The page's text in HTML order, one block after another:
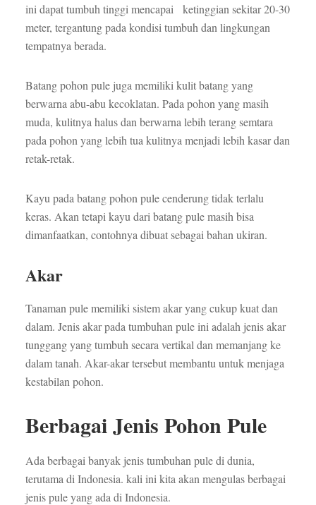
ini dapat tumbuh tinggi mencapai ketinggian sekitar 20-30
meter, tergantung pada kondisi tumbuh dan lingkungan
tempatnya berada.
Batang pohon pule juga memiliki kulit batang yang
berwarna abu-abu kecoklatan. Pada pohon yang masih
muda, kulitnya halus dan berwarna lebih terang semtara
pada pohon yang lebih tua kulitnya menjadi lebih kasar dan
retak-retak.
Kayu pada batang pohon pule cenderung tidak terlalu
keras. Akan tetapi kayu dari batang pule masih bisa
dimanfaatkan, contohnya dibuat sebagai bahan ukiran.
Akar
Tanaman pule memiliki sistem akar yang cukup kuat dan
dalam. Jenis akar pada tumbuhan pule ini adalah jenis akar
tunggang yang tumbuh secara vertikal dan memanjang ke
dalam tanah. Akar-akar tersebut membantu untuk menjaga
kestabilan pohon.
Berbagai Jenis Pohon Pule
Ada berbagai banyak jenis tumbuhan pule di dunia,
terutama di Indonesia. kali ini kita akan mengulas berbagai
jenis pule yang ada di Indonesia.